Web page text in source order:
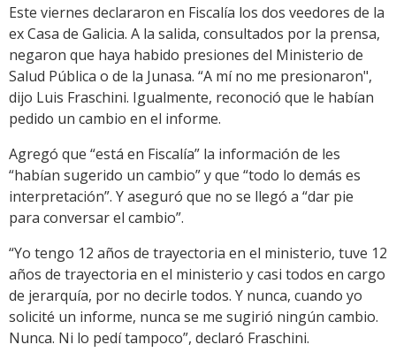
Link
Este viernes declararon en Fiscalía los dos veedores de la
ex Casa de Galicia. A la salida, consultados por la prensa,
negaron que haya habido presiones del Ministerio de
Salud Pública o de la Junasa. “A mí no me presionaron",
dijo Luis Fraschini. Igualmente, reconoció que le habían
pedido un cambio en el informe.
Agregó que “está en Fiscalía” la información de les
“habían sugerido un cambio” y que “todo lo demás es
interpretación”. Y aseguró que no se llegó a “dar pie
para conversar el cambio”.
“Yo tengo 12 años de trayectoria en el ministerio, tuve 12
años de trayectoria en el ministerio y casi todos en cargo
de jerarquía, por no decirle todos. Y nunca, cuando yo
solicité un informe, nunca se me sugirió ningún cambio.
Nunca. Ni lo pedí tampoco”, declaró Fraschini.